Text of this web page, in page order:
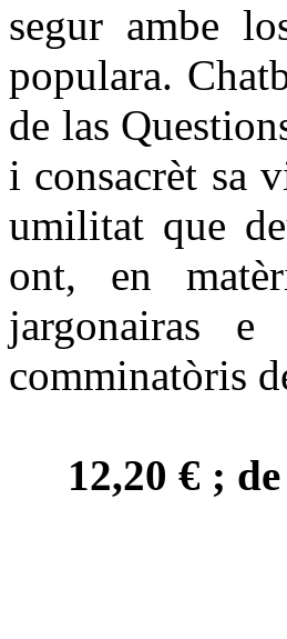
segur ambe
populara.
de las
i consacrèt sa
umilitat que
ont, en
jargonairas
comminatòris
12,20 € ;